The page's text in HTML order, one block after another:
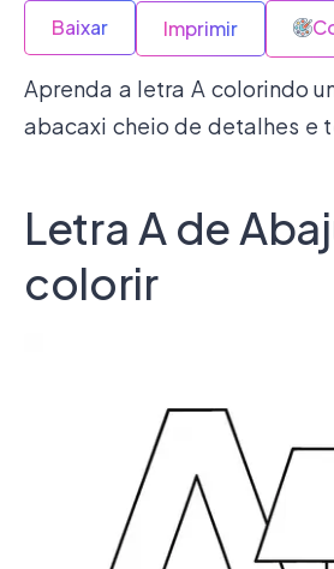
Baixar Imprimir
Aprenda a letra A colorindo
abacaxi cheio de detalhes e
Letra A de
colorir